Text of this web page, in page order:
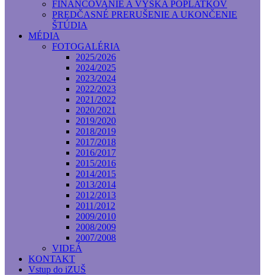
FINANCOVANIE A VÝŠKA POPLATKOV
PREDČASNÉ PRERUŠENIE A UKONČENIE
ŠTÚDIA
MÉDIA
FOTOGALÉRIA
2025/2026
2024/2025
2023/2024
2022/2023
2021/2022
2020/2021
2019/2020
2018/2019
2017/2018
2016/2017
2015/2016
2014/2015
2013/2014
2012/2013
2011/2012
2009/2010
2008/2009
2007/2008
VIDEÁ
KONTAKT
Vstup do iZUŠ